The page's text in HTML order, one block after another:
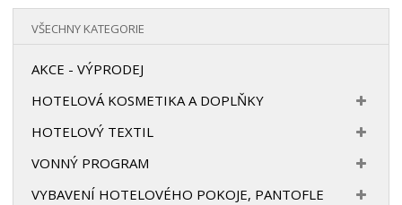
VŠECHNY KATEGORIE
AKCE - VÝPRODEJ
HOTELOVÁ KOSMETIKA A DOPLŇKY
HOTELOVÝ TEXTIL
VONNÝ PROGRAM
VYBAVENÍ HOTELOVÉHO POKOJE, PANTOFLE